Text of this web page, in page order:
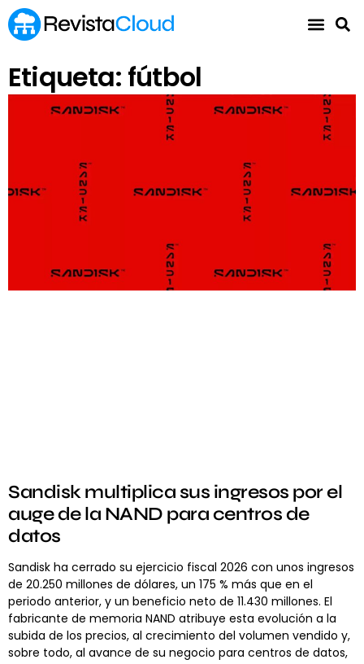
Etiqueta: fútbol
Sandisk multiplica sus ingresos por el
auge de la NAND para centros de
datos
Sandisk ha cerrado su ejercicio fiscal 2026 con unos ingresos
de 20.250 millones de dólares, un 175 % más que en el
periodo anterior, y un beneficio neto de 11.430 millones. El
fabricante de memoria NAND atribuye esta evolución a la
subida de los precios, al crecimiento del volumen vendido y,
sobre todo, al avance de su negocio para centros de datos,